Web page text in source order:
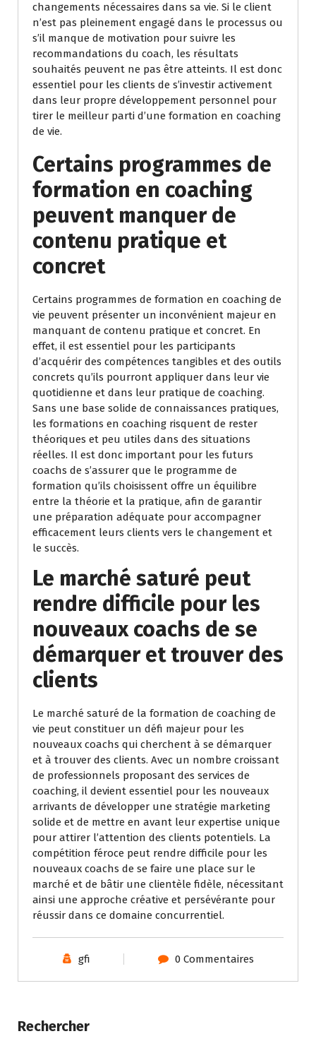
changements nécessaires dans sa vie. Si le client
n’est pas pleinement engagé dans le processus ou
s’il manque de motivation pour suivre les
recommandations du coach, les résultats
souhaités peuvent ne pas être atteints. Il est donc
essentiel pour les clients de s’investir activement
dans leur propre développement personnel pour
tirer le meilleur parti d’une formation en coaching
de vie.
Certains programmes de
formation en coaching
peuvent manquer de
contenu pratique et
concret
Certains programmes de formation en coaching de
vie peuvent présenter un inconvénient majeur en
manquant de contenu pratique et concret. En
effet, il est essentiel pour les participants
d’acquérir des compétences tangibles et des outils
concrets qu’ils pourront appliquer dans leur vie
quotidienne et dans leur pratique de coaching.
Sans une base solide de connaissances pratiques,
les formations en coaching risquent de rester
théoriques et peu utiles dans des situations
réelles. Il est donc important pour les futurs
coachs de s’assurer que le programme de
formation qu’ils choisissent offre un équilibre
entre la théorie et la pratique, afin de garantir
une préparation adéquate pour accompagner
efficacement leurs clients vers le changement et
le succès.
Le marché saturé peut
rendre difficile pour les
nouveaux coachs de se
démarquer et trouver des
clients
Le marché saturé de la formation de coaching de
vie peut constituer un défi majeur pour les
nouveaux coachs qui cherchent à se démarquer
et à trouver des clients. Avec un nombre croissant
de professionnels proposant des services de
coaching, il devient essentiel pour les nouveaux
arrivants de développer une stratégie marketing
solide et de mettre en avant leur expertise unique
pour attirer l’attention des clients potentiels. La
compétition féroce peut rendre difficile pour les
nouveaux coachs de se faire une place sur le
marché et de bâtir une clientèle fidèle, nécessitant
ainsi une approche créative et persévérante pour
réussir dans ce domaine concurrentiel.
gfi 0 Commentaires
Rechercher